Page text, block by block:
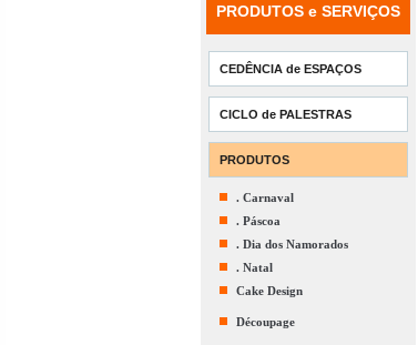
PRODUTOS e SERVIÇOS
CEDÊNCIA de ESPAÇOS
CICLO de PALESTRAS
PRODUTOS
. Carnaval
. Páscoa
. Dia dos Namorados
. Natal
Cake Design
Découpage